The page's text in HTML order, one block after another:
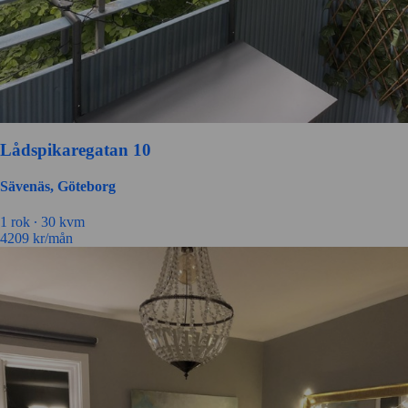
Lådspikaregatan 10
Sävenäs, Göteborg
1 rok ∙ 30 kvm
4209 kr/mån